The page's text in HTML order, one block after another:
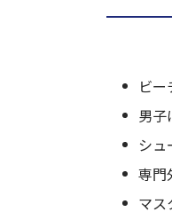
ビ
男子
シュ
専門
マス